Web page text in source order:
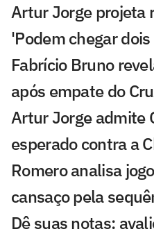
Artur Jorge projeta
'Podem chegar
Fabrício Bruno
após empate do
Artur Jorge admite
esperado contra a
Romero analisa
cansaço pela
Dê suas notas: